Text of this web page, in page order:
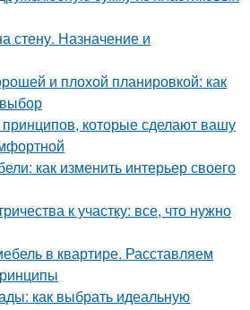
стену. Назначение и
и плохой планировкой: как
которые сделают вашу
как изменить интерьер своего
к участку: все, что нужно
в квартире. Расставляем
как выбрать идеальную